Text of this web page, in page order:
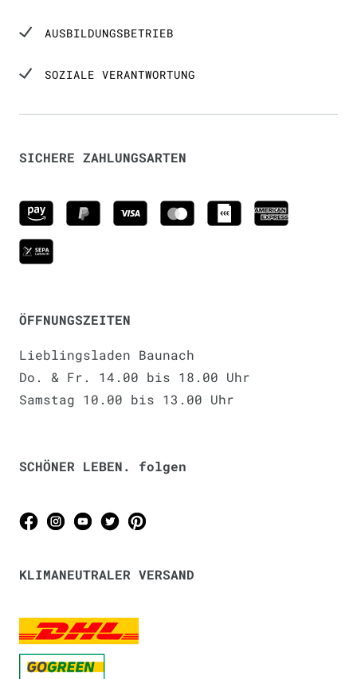
AUSBILDUNGSBETRIEB
SOZIALE VERANTWORTUNG
SICHERE ZAHLUNGSARTEN
ÖFFNUNGSZEITEN
Lieblingsladen Baunach
Do. & Fr. 14.00 bis 18.00 Uhr
Samstag 10.00 bis 13.00 Uhr
SCHÖNER LEBEN. folgen
KLIMANEUTRALER VERSAND